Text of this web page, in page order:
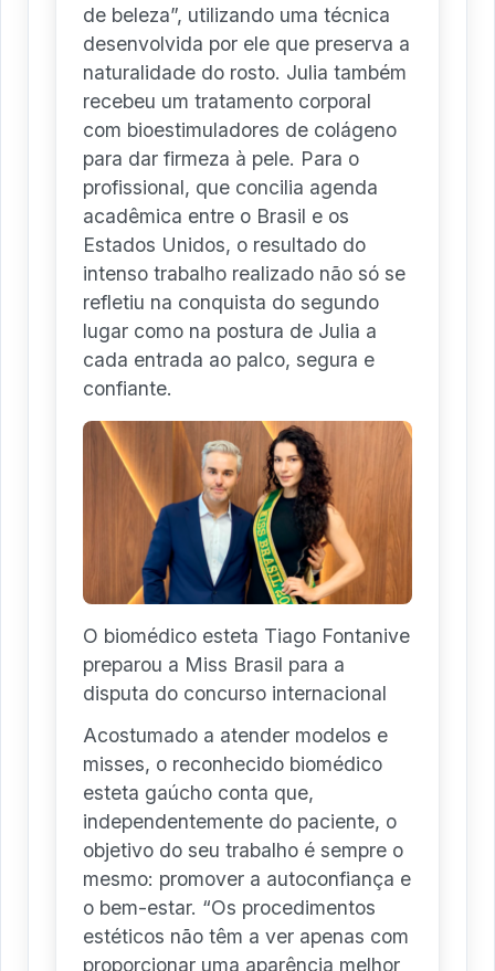
de beleza”, utilizando uma técnica
desenvolvida por ele que preserva a
naturalidade do rosto. Julia também
recebeu um tratamento corporal
com bioestimuladores de colágeno
para dar firmeza à pele. Para o
profissional, que concilia agenda
acadêmica entre o Brasil e os
Estados Unidos, o resultado do
intenso trabalho realizado não só se
refletiu na conquista do segundo
lugar como na postura de Julia a
cada entrada ao palco, segura e
confiante.
O biomédico esteta Tiago Fontanive
preparou a Miss Brasil para a
disputa do concurso internacional
Acostumado a atender modelos e
misses, o reconhecido biomédico
esteta gaúcho conta que,
independentemente do paciente, o
objetivo do seu trabalho é sempre o
mesmo: promover a autoconfiança e
o bem-estar. “Os procedimentos
estéticos não têm a ver apenas com
proporcionar uma aparência melhor